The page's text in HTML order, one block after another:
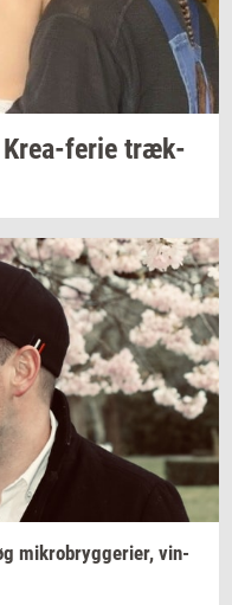
Krea-​ferie træk­
mi­kro­bryg­ge­ri­er, vin­